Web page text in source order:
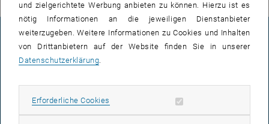
IMPRESSUM
und zielgerichtete Werbung anbieten zu können. Hierzu ist es
nötig Informationen an die jeweiligen Dienstanbieter
weiterzugeben. Weitere Informationen zu Cookies und Inhalten
von Drittanbietern auf der Website finden Sie in unserer
Datenschutzerklärung.
Erforderliche Cookies Erforderliche Cookies zulassen